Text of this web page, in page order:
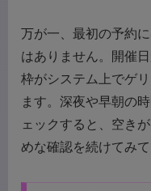
万が一、最初の予約
はありません。開催
枠がシステム上でゲ
ます。深夜や早朝の
ェックすると、空き
めな確認を続けてみて